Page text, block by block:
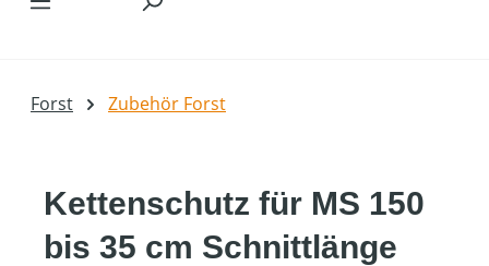
Forst Zubehör Forst
Kettenschutz für MS 150
bis 35 cm Schnittlänge